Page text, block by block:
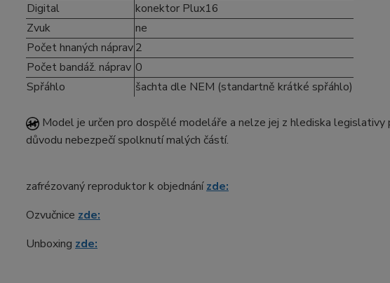
Digital
konektor Plux16
Zvuk
ne
Počet hnaných náprav2
Počet bandáž. náprav 0
Spřáhlo
šachta dle NEM (standartně krátké spřáhlo)
Model je určen pro dospělé modeláře a nelze jej z hlediska
důvodu nebezpečí spolknutí malých částí.
zafrézovaný reproduktor k objednánízde:
Ozvučnice zde:
Unboxing zde: